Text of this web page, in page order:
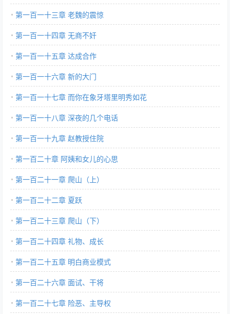
第一百一十三章 老魏的震惊
第一百一十四章 无商不奸
第一百一十五章 达成合作
第一百一十六章 新的大门
第一百一十七章 而你在象牙塔里明秀如花
第一百一十八章 深夜的几个电话
第一百一十九章 赵教授住院
第一百二十章 阿姨和女儿的心思
第一百二十一章 爬山（上）
第一百二十二章 夏跃
第一百二十三章 爬山（下）
第一百二十四章 礼物、成长
第一百二十五章 明白商业模式
第一百二十六章 面试、干将
第一百二十七章 险恶、主导权